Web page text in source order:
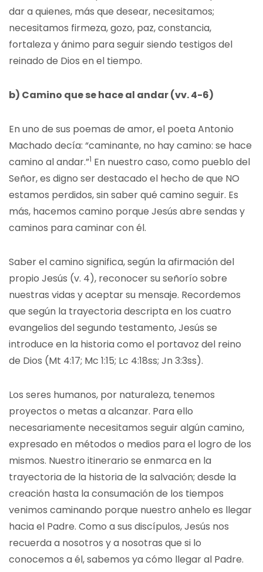
dar a quienes, más que desear, necesitamos;
necesitamos firmeza, gozo, paz, constancia,
fortaleza y ánimo para seguir siendo testigos del
reinado de Dios en el tiempo.
b) Camino que se hace al andar (vv. 4-6)
En uno de sus poemas de amor, el poeta Antonio
Machado decía: “caminante, no hay camino: se hace
camino al andar.”1 En nuestro caso, como pueblo del
Señor, es digno ser destacado el hecho de que NO
estamos perdidos, sin saber qué camino seguir. Es
más, hacemos camino porque Jesús abre sendas y
caminos para caminar con él.
Saber el camino significa, según la afirmación del
propio Jesús (v. 4), reconocer su señorío sobre
nuestras vidas y aceptar su mensaje. Recordemos
que según la trayectoria descripta en los cuatro
evangelios del segundo testamento, Jesús se
introduce en la historia como el portavoz del reino
de Dios (Mt 4:17; Mc 1:15; Lc 4:18ss; Jn 3:3ss).
Los seres humanos, por naturaleza, tenemos
proyectos o metas a alcanzar. Para ello
necesariamente necesitamos seguir algún camino,
expresado en métodos o medios para el logro de los
mismos. Nuestro itinerario se enmarca en la
trayectoria de la historia de la salvación; desde la
creación hasta la consumación de los tiempos
venimos caminando porque nuestro anhelo es llegar
hacia el Padre. Como a sus discípulos, Jesús nos
recuerda a nosotros y a nosotras que si lo
conocemos a él, sabemos ya cómo llegar al Padre.